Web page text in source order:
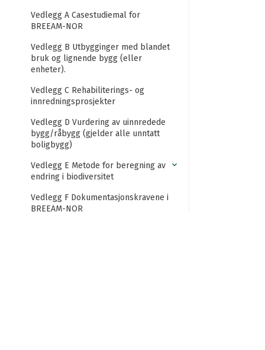
Vedlegg A Casestudiemal for
BREEAM-NOR
Vedlegg B Utbygginger med blandet
bruk og lignende bygg (eller
enheter).
Vedlegg C Rehabiliterings- og
innredningsprosjekter
Vedlegg D Vurdering av uinnredede
bygg/råbygg (gjelder alle unntatt
boligbygg)
Vedlegg E Metode for beregning av
endring i biodiversitet
Vedlegg F Dokumentasjonskravene i
BREEAM-NOR